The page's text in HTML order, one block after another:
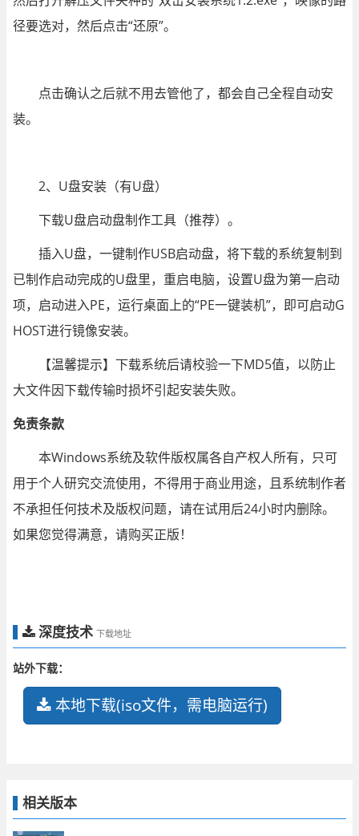
径要选对，然后点击“还原”。
点击确认之后就不用去管他了，都会自己全程自动安
装。
2、U盘安装（有U盘）
下载U盘启动盘制作工具（推荐）。
插入U盘，一键制作USB启动盘，将下载的系统复制到
已制作启动完成的U盘里，重启电脑，设置U盘为第一启动
项，启动进入PE，运行桌面上的“PE一键装机”，即可启动G
HOST进行镜像安装。
【温馨提示】下载系统后请校验一下MD5值，以防止
大文件因下载传输时损坏引起安装失败。
免责条款
本Windows系统及软件版权属各自产权人所有，只可
用于个人研究交流使用，不得用于商业用途，且系统制作者
不承担任何技术及版权问题，请在试用后24小时内删除。
如果您觉得满意，请购买正版！
深度技术 下载地址
站外下载：
本地下载(iso文件，需电脑运行)
相关版本